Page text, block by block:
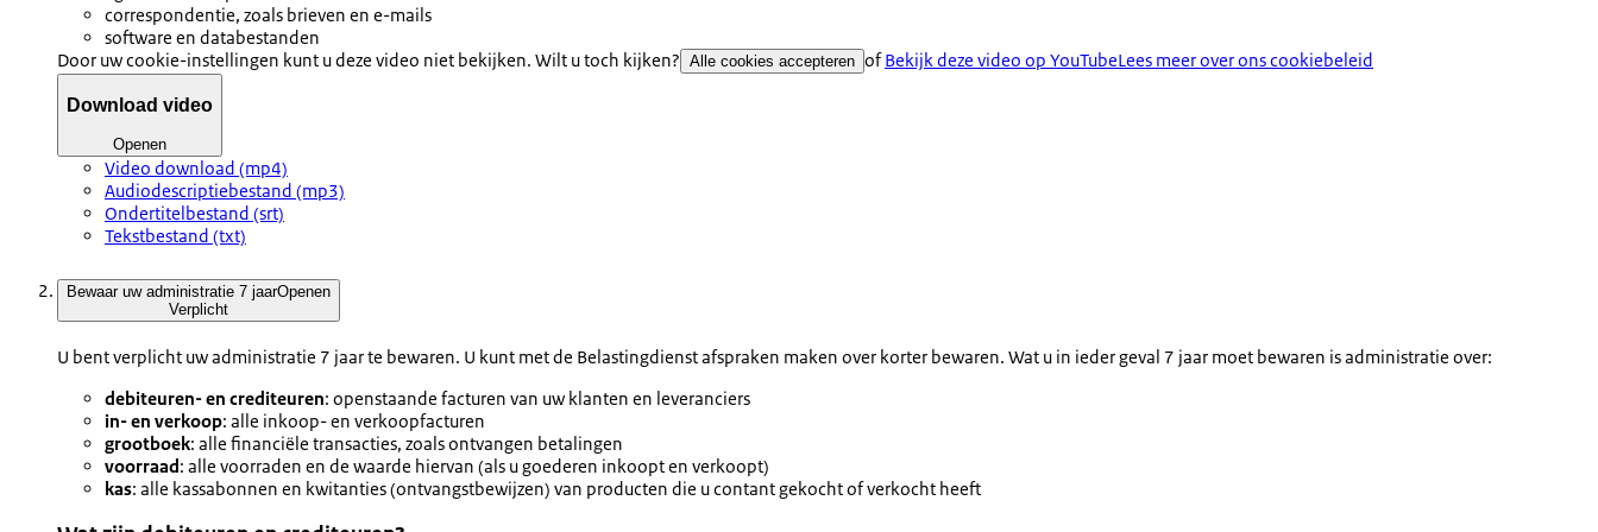
correspondentie, zoals brieven en e-mails
software en databestanden
Door uw cookie-instellingen kunt u deze video niet bekijken. Wilt u toch kijken? Alle cookies accepteren of Bekijk deze video op YouTubeLees meer over ons cookiebeleid
Download video
Openen
Video download (mp4)
Audiodescriptiebestand (mp3)
Ondertitelbestand (srt)
Tekstbestand (txt)
Bewaar uw administratie 7 jaarOpenen
Verplicht
U bent verplicht uw administratie 7 jaar te bewaren. U kunt met de Belastingdienst afspraken maken over korter bewaren. Wat u in ieder geval 7 jaar moet bewaren is administratie over:
debiteuren- en crediteuren: openstaande facturen van uw klanten en leveranciers
in- en verkoop: alle inkoop- en verkoopfacturen
grootboek: alle financiële transacties, zoals ontvangen betalingen
voorraad: alle voorraden en de waarde hiervan (als u goederen inkoopt en verkoopt)
kas: alle kassabonnen en kwitanties (ontvangstbewijzen) van producten die u contant gekocht of verkocht heeft